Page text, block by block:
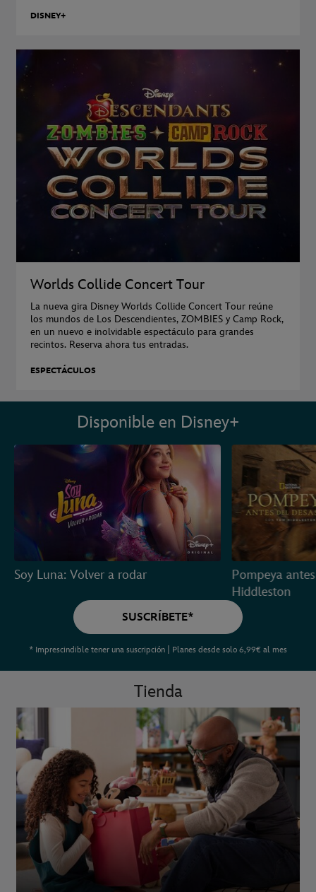
DISNEY+
Worlds Collide Concert Tour
La nueva gira Disney Worlds Collide Concert Tour reúne
los mundos de Los Descendientes, ZOMBIES y Camp Rock,
en un nuevo e inolvidable espectáculo para grandes
recintos. Reserva ahora tus entradas.
ESPECTÁCULOS
Disponible en Disney+
Soy Luna: Volver a rodar
Pompeya
Hiddleston
SUSCRÍBETE*
* Imprescindible tener una suscripción | Planes desde solo 6,99€ al mes
Tienda